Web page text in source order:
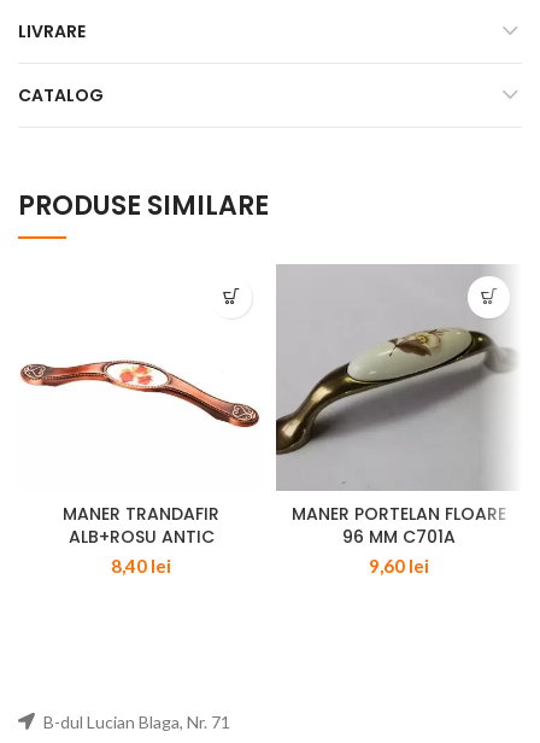
LIVRARE
CATALOG
PRODUSE SIMILARE
MANER TRANDAFIR
ALB+ROSU ANTIC
8,40 lei
MANER PORTELAN FLOARE
96 MM C701A
9,60 lei
B-dul Lucian Blaga, Nr. 71